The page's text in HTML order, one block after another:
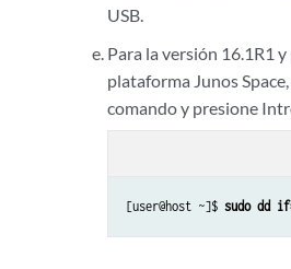
USB.
Para la versión 16.1R1
plataforma Junos
comando y presione
[user@host ~]$ sudo dd